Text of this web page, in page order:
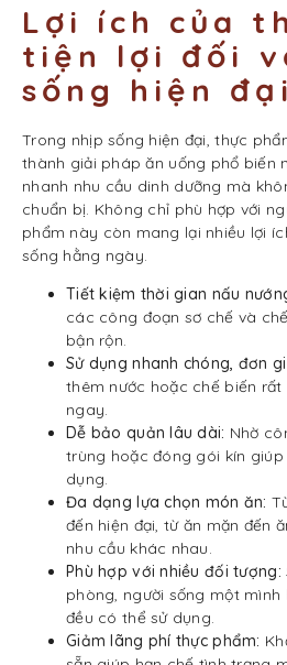
Lợi ích của
tiện lợi đối
sống hiện đại
Trong nhịp sống hiện đại, thực
thành giải pháp ăn uống phổ biến
nhanh nhu cầu dinh dưỡng mà
chuẩn bị. Không chỉ phù hợp với
phẩm này còn mang lại nhiều lợi
sống hằng ngày.
Tiết kiệm thời gian nấu
các công đoạn sơ chế và
bận rộn.
Sử dụng nhanh chóng, đơn
thêm nước hoặc chế biến
ngay.
Dễ bảo quản lâu dài: Nhờ
trùng hoặc đóng gói kín
dụng.
Đa dạng lựa chọn món ăn:
đến hiện đại, từ ăn mặn đến
nhu cầu khác nhau.
Phù hợp với nhiều đối tượng:
phòng, người sống một
đều có thể sử dụng.
Giảm lãng phí thực phẩm: